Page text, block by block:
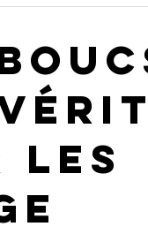
les